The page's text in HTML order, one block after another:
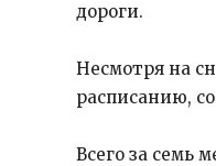
дороги.
Несмотря на
расписанию,
Всего за семь